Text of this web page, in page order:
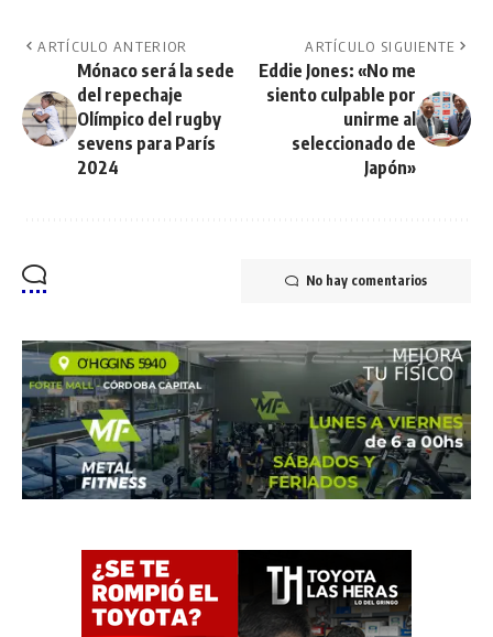
ARTÍCULO ANTERIOR
Mónaco será la sede
del repechaje
Olímpico del rugby
sevens para París
2024
ARTÍCULO SIGUIENTE
Eddie Jones: «No me
siento culpable por
unirme al
seleccionado de
Japón»
No hay comentarios